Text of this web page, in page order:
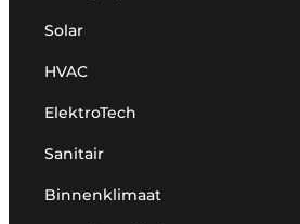
Solar
HVAC
ElektroTech
Sanitair
Binnenklimaat